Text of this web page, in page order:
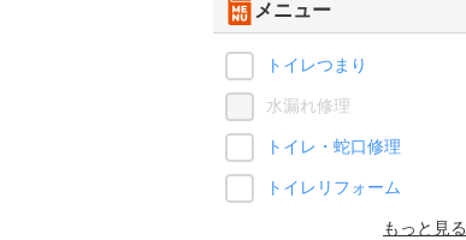
メニュー
トイレつまり
水漏れ修理
トイレ・蛇口修理
トイレリフォーム
もっと見る